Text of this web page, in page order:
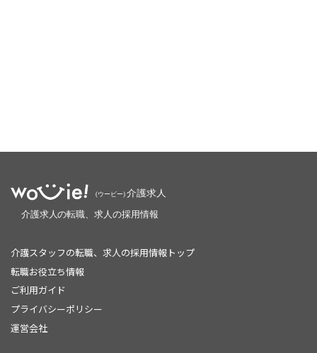
介護スタッフの転職、求人の採用情報トップ
転職お役立ち情報
ご利用ガイド
プライバシーポリシー
運営会社